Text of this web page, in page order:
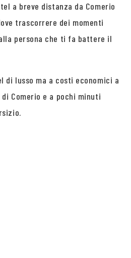
a breve distanza da Comerio
trascorrere dei momenti
persona che ti fa battere il
di lusso ma a costi economici a
Comerio e a pochi minuti